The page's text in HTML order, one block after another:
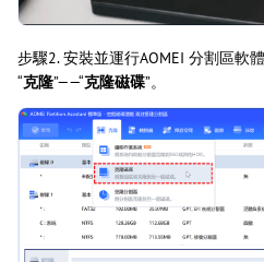
步驟2. 安裝並運行AOMEI 分割區軟
“克隆”——“克隆磁碟”。